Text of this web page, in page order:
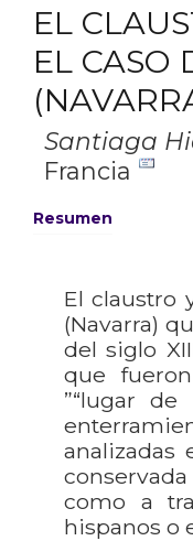
EL
EL CASO
Santiaga
Francia
Resumen
El claustro
(Navarra)
del siglo
que
”“lugar
analizadas
como a
hispanos o